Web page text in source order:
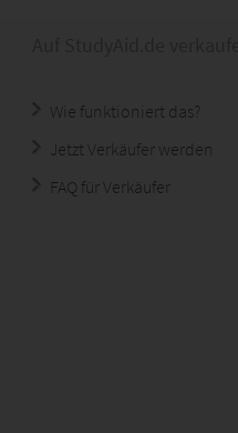
Wie funktioniert das?
Jetzt Verkäufer werden
FAQ für Verkäufer